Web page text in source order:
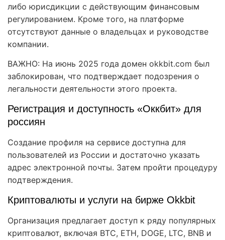
либо юрисдикции с действующим финансовым
регулированием. Кроме того, на платформе
отсутствуют данные о владельцах и руководстве
компании.
ВАЖНО: На июнь 2025 года домен okkbit.com был
заблокирован, что подтверждает подозрения о
легальности деятельности этого проекта.
Регистрация и доступность «Оккбит» для
россиян
Создание профиля на сервисе доступна для
пользователей из России и достаточно указать
адрес электронной почты. Затем пройти процедуру
подтверждения.
Криптовалюты и услуги на бирже Okkbit
Организация предлагает доступ к ряду популярных
криптовалют, включая BTC, ETH, DOGE, LTC, BNB и